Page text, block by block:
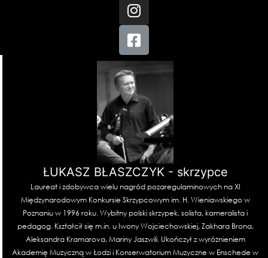
ŁUKASZ BŁASZCZYK - skrzypce
Laureat i zdobywca wielu nagród pozaregulaminowych na XI
Międzynarodowym Konkursie Skrzypcowym im. H. Wieniawskiego w
Poznaniu w 1996 roku. Wybitny polski skrzypek, solista, kameralista i
pedagog. Kształcił się m.in. u Iwony Wojciechowskiej, Zakhara Brona,
Aleksandra Kramarova, Mariny Jaszwili. Ukończył z wyróżnieniem
Akademię Muzyczną w Łodzi i Konserwatorium Muzyczne w Enschede w